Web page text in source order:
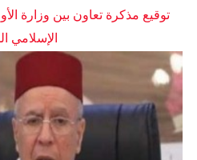
توقيع مذكرة تعاون بين وزارة
الإسلامي